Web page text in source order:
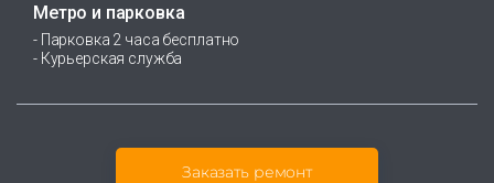
Метро и парковка
- Парковка 2 часа бесплатно
- Курьерская служба
Заказать ремонт